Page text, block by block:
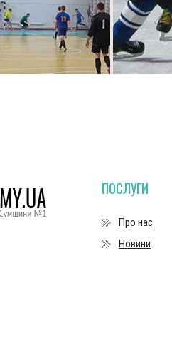
ПОСЛУГИ
Про нас
Новини